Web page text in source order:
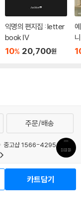
익명의 편지집 : letter
book Ⅳ
10% 20,700원
카트담기
주문/배송
중고샵 1566-4295
년보호정책